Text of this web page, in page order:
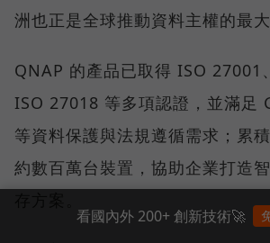
洲也正是全球推動資料主權的最大
QNAP 的產品已取得 ISO 27001
ISO 27018 等多項認證，並滿足
等資料保護與法規遵循需求；累
約數百萬台裝置，協助企業打造
看國內外 200+ 創新技術🚀